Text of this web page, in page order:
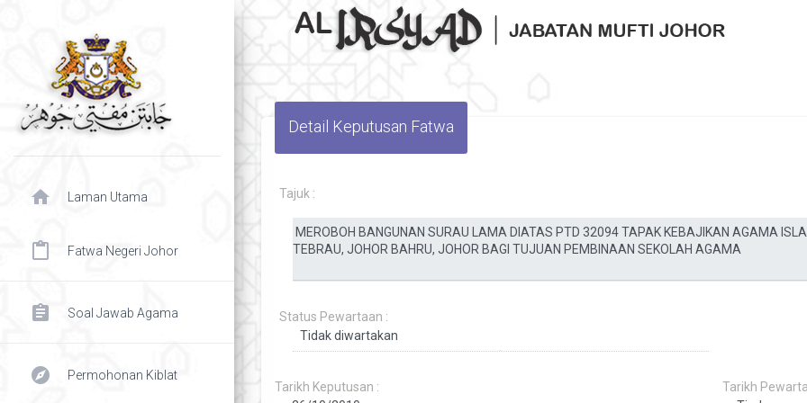
home Laman Utama
content_paste Fatwa Negeri Johor
assignment Soal Jawab Agama
explore Permohonan Kiblat
Detail Keputusan Fatwa
Tajuk :
Status Pewartaan :
Tarikh Keputusan : Tarikh